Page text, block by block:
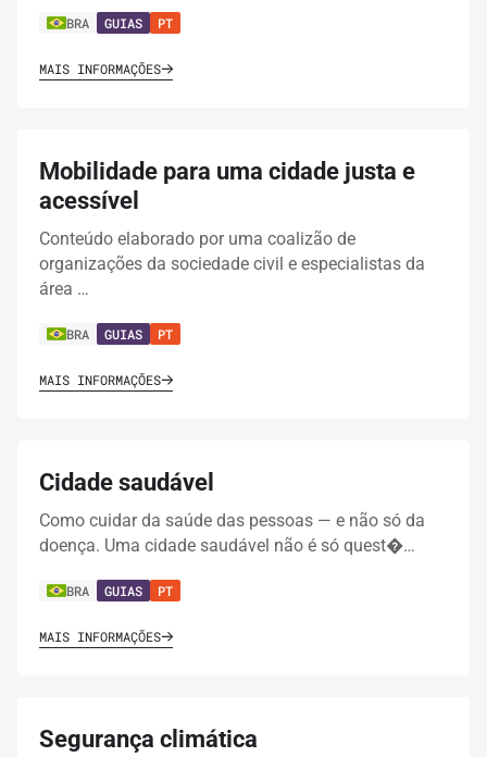
BRA GUIAS PT
MAIS INFORMAÇÕES
Mobilidade para uma cidade justa e
acessível
Conteúdo elaborado por uma coalizão de
organizações da sociedade civil e especialistas da
área …
BRA GUIAS PT
MAIS INFORMAÇÕES
Cidade saudável
Como cuidar da saúde das pessoas — e não só da
doença. Uma cidade saudável não é só quest�…
BRA GUIAS PT
MAIS INFORMAÇÕES
Segurança climática